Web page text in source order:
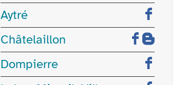
Aytré
Châtelaillon
Dompierre